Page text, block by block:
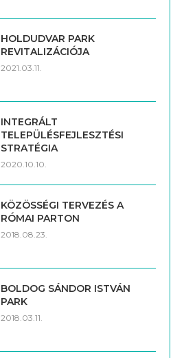
HOLDUDVAR PARK
REVITALIZÁCIÓJA
2021.03.11.
INTEGRÁLT
TELEPÜLÉSFEJLESZTÉSI
STRATÉGIA
2020.10.10.
KÖZÖSSÉGI TERVEZÉS A
RÓMAI PARTON
2018.08.23.
BOLDOG SÁNDOR ISTVÁN
PARK
2018.03.11.